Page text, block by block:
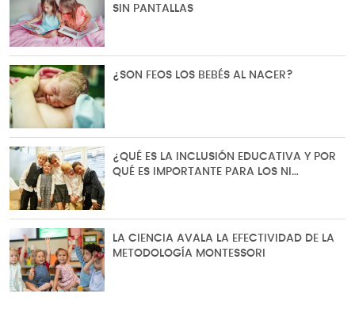
SIN PANTALLAS
¿SON FEOS LOS BEBÉS AL NACER?
¿QUÉ ES LA INCLUSIÓN EDUCATIVA Y POR
QUÉ ES IMPORTANTE PARA LOS NI…
LA CIENCIA AVALA LA EFECTIVIDAD DE LA
METODOLOGÍA MONTESSORI